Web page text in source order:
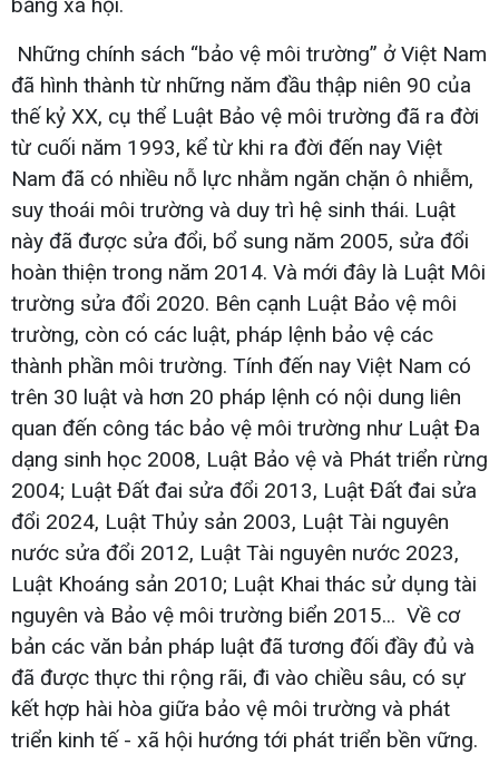
Những chính sách “bảo vệ môi trường” ở Việt Nam
đã hình thành từ những năm đầu thập niên 90 của
thế kỷ XX, cụ thể Luật Bảo vệ môi trường đã ra đời
từ cuối năm 1993, kể từ khi ra đời đến nay Việt
Nam đã có nhiều nỗ lực nhằm ngăn chặn ô nhiễm,
suy thoái môi trường và duy trì hệ sinh thái. Luật
này đã được sửa đổi, bổ sung năm 2005, sửa đổi
hoàn thiện trong năm 2014. Và mới đây là Luật Môi
trường sửa đổi 2020. Bên cạnh Luật Bảo vệ môi
trường, còn có các luật, pháp lệnh bảo vệ các
thành phần môi trường. Tính đến nay Việt Nam có
trên 30 luật và hơn 20 pháp lệnh có nội dung liên
quan đến công tác bảo vệ môi trường như Luật Đa
dạng sinh học 2008, Luật Bảo vệ và Phát triển rừng
2004; Luật Đất đai sửa đổi 2013, Luật Đất đai sửa
đổi 2024, Luật Thủy sản 2003, Luật Tài nguyên
nước sửa đổi 2012, Luật Tài nguyên nước 2023,
Luật Khoáng sản 2010; Luật Khai thác sử dụng tài
nguyên và Bảo vệ môi trường biển 2015... Về cơ
bản các văn bản pháp luật đã tương đối đầy đủ và
đã được thực thi rộng rãi, đi vào chiều sâu, có sự
kết hợp hài hòa giữa bảo vệ môi trường và phát
triển kinh tế - xã hội hướng tới phát triển bền vững.